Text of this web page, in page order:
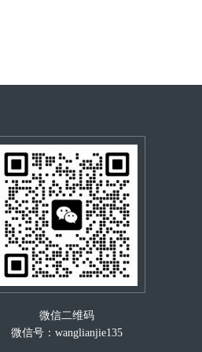
微信二维码
微信号：wanglianjie135